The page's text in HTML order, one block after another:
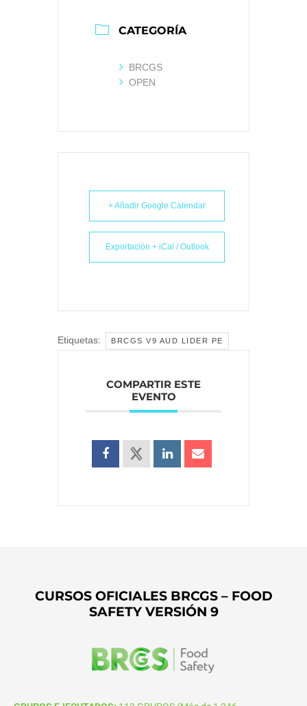
CATEGORÍA
BRCGS
OPEN
+ Añadir Google Calendar
Exportación + iCal / Outlook
Etiquetas: BRCGS V9 AUD LIDER PE
COMPARTIR ESTE
EVENTO
CURSOS OFICIALES BRCGS – FOOD
SAFETY VERSIÓN 9